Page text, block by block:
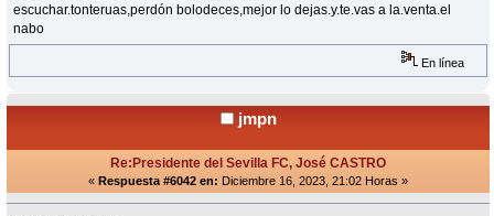
escuchar.tonteruas,perdón bolodeces,mejor lo dejas.y.te.vas a la.venta.el
nabo
En línea
jmpn
Re:Presidente del Sevilla FC, José CASTRO
« Respuesta #6042 en: Diciembre 16, 2023, 21:02 Horas »